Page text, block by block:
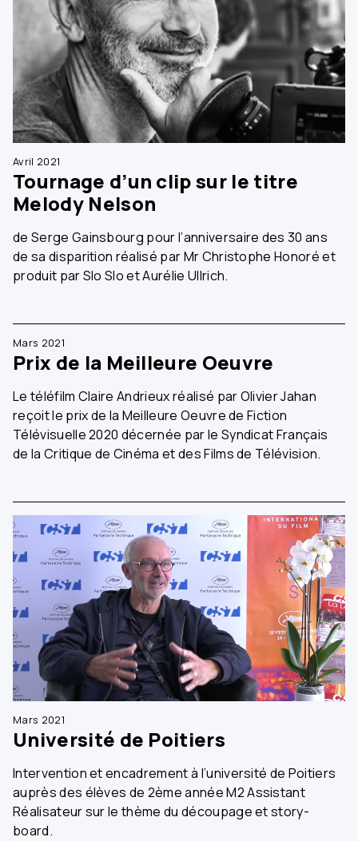
Avril 2021
Tournage d’un clip sur le titre
Melody Nelson
de Serge Gainsbourg pour l’anniversaire des 30 ans
de sa disparition réalisé par Mr Christophe Honoré et
produit par Slo Slo et Aurélie Ullrich.
Mars 2021
Prix de la Meilleure Oeuvre
Le téléfilm Claire Andrieux réalisé par Olivier Jahan
reçoit le prix de la Meilleure Oeuvre de Fiction
Télévisuelle 2020 décernée par le Syndicat Français
de la Critique de Cinéma et des Films de Télévision.
Mars 2021
Université de Poitiers
Intervention et encadrement à l’université de Poitiers
auprès des élèves de 2ème année M2 Assistant
Réalisateur sur le thème du découpage et story-
board.